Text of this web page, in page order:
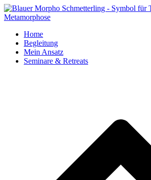
Home
Begleitung
Mein Ansatz
Seminare & Retreats